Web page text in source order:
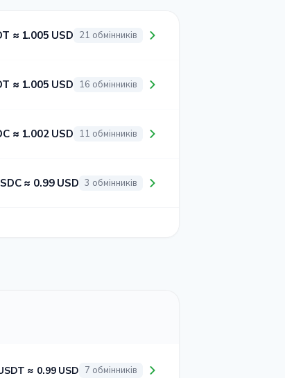
≈ 1.005 USD 21 обмінників
≈ 1.005 USD 16 обмінників
≈ 1.002 USD 11 обмінників
≈ 0.99 USD 3 обмінників
≈ 0.99 USD 7 обмінників